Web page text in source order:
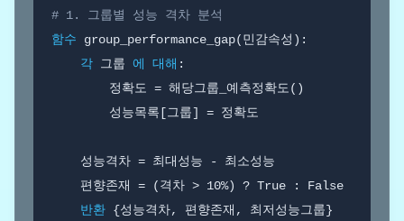
# 1. 그룹별 성능 격차 분석
함수 group_performance_gap(민감속성):
각 그룹 에 대해 :
반환 {성능격차, 편향존재, 최저성능그룹}